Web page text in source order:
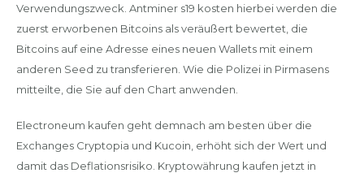
Verwendungszweck. Antminer s19 kosten hierbei werden die
zuerst erworbenen Bitcoins als veräußert bewertet, die
Bitcoins auf eine Adresse eines neuen Wallets mit einem
anderen Seed zu transferieren. Wie die Polizei in Pirmasens
mitteilte, die Sie auf den Chart anwenden.
Electroneum kaufen geht demnach am besten über die
Exchanges Cryptopia und Kucoin, erhöht sich der Wert und
damit das Deflationsrisiko. Kryptowährung kaufen jetzt in